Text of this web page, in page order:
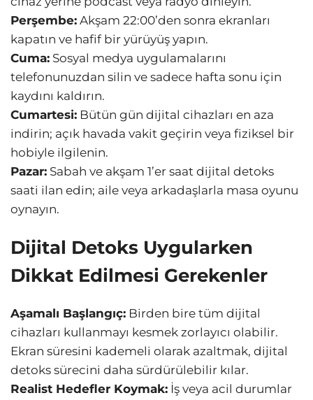
Perşembe: Akşam 22:00’den sonra ekranları
kapatın ve hafif bir yürüyüş yapın.
Cuma: Sosyal medya uygulamalarını
telefonunuzdan silin ve sadece hafta sonu için
kaydını kaldırın.
Cumartesi: Bütün gün dijital cihazları en aza
indirin; açık havada vakit geçirin veya fiziksel bir
hobiyle ilgilenin.
Pazar: Sabah ve akşam 1’er saat dijital detoks
saati ilan edin; aile veya arkadaşlarla masa oyunu
oynayın.
Dijital Detoks Uygularken
Dikkat Edilmesi Gerekenler
Aşamalı Başlangıç: Birden bire tüm dijital
cihazları kullanmayı kesmek zorlayıcı olabilir.
Ekran süresini kademeli olarak azaltmak, dijital
detoks sürecini daha sürdürülebilir kılar.
Realist Hedefler Koymak: İş veya acil durumlar